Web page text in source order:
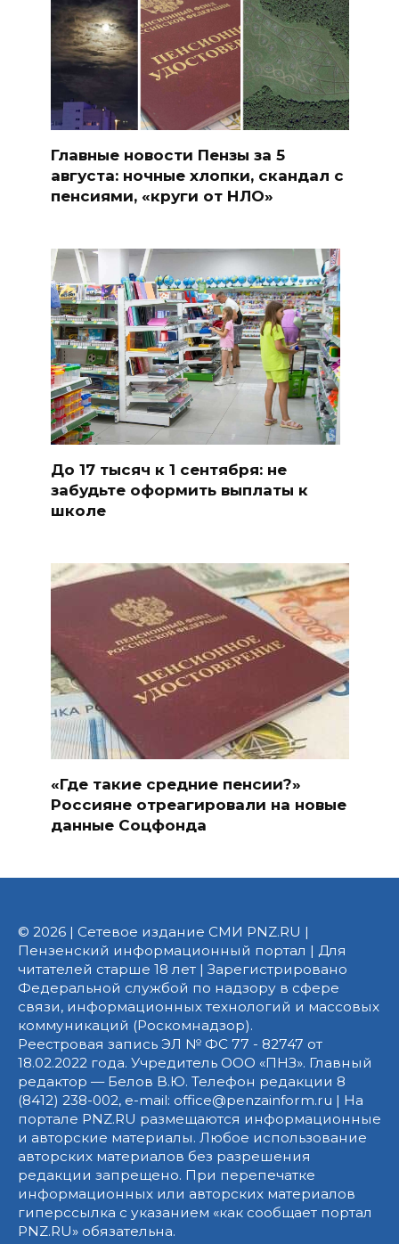
Главные новости Пензы за 5
августа: ночные хлопки, скандал с
пенсиями, «круги от НЛО»
До 17 тысяч к 1 сентября: не
забудьте оформить выплаты к
школе
«Где такие средние пенсии?»
Россияне отреагировали на новые
данные Соцфонда
© 2026 | Сетевое издание СМИ PNZ.RU |
Пензенский информационный портал | Для
читателей старше 18 лет | Зарегистрировано
Федеральной службой по надзору в сфере
связи, информационных технологий и массовых
коммуникаций (Роскомнадзор).
Реестровая запись ЭЛ № ФС 77 - 82747 от
18.02.2022 года. Учредитель ООО «ПНЗ». Главный
редактор — Белов В.Ю. Телефон редакции 8
(8412) 238-002, e-mail: office@penzainform.ru | На
портале PNZ.RU размещаются информационные
и авторские материалы. Любое использование
авторских материалов без разрешения
редакции запрещено. При перепечатке
информационных или авторских материалов
гиперссылка с указанием «как сообщает портал
PNZ.RU» обязательна.